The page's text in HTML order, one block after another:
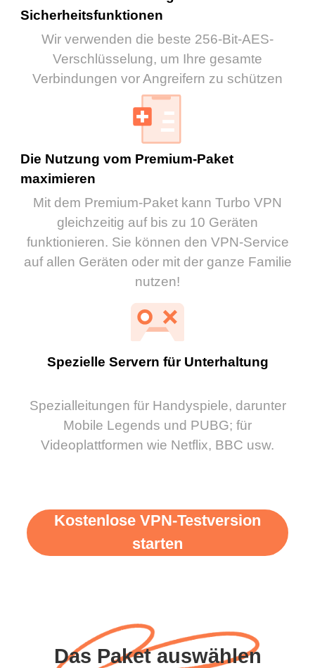
Sicherheitsfunktionen
Wir verwenden die beste 256-Bit-AES-
Verschlüsselung, um Ihre gesamte
Verbindungen vor Angreifern zu schützen
Die Nutzung vom Premium-Paket
maximieren
Mit dem Premium-Paket kann Turbo VPN
gleichzeitig auf bis zu 10 Geräten
funktionieren. Sie können den VPN-Service
auf allen Geräten oder mit der ganze Familie
nutzen!
Spezielle Servern für Unterhaltung
Spezialleitungen für Handyspiele, darunter
Mobile Legends und PUBG; für
Videoplattformen wie Netflix, BBC usw.
Kostenlose VPN-Testversion
starten
Das Paket auswählen